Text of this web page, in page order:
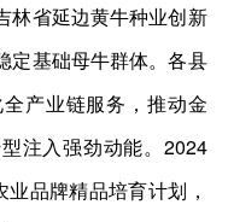
林省延边黄牛种业创新
定基础母牛群体。各县
产业链服务，推动金
注入强劲动能。2024
品牌精品培育计划，